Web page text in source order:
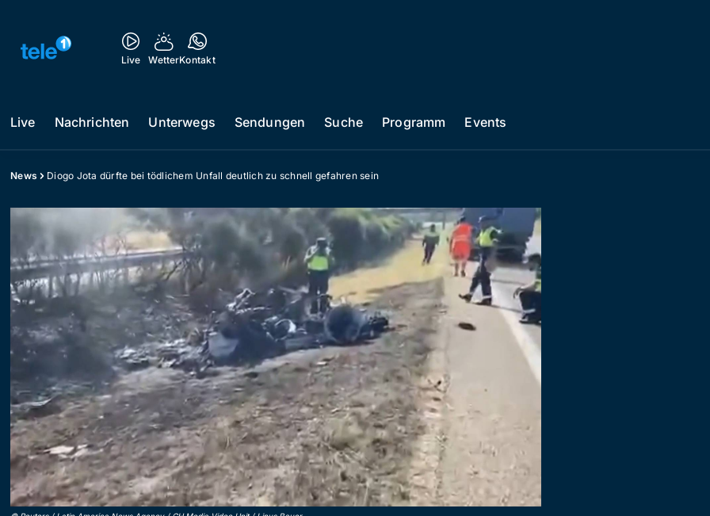
Live WetterKontakt
Live Nachrichten Unterwegs Sendungen Suche Programm Events
News Diogo Jota dürfte bei tödlichem Unfall deutlich zu schnell gefahren sein